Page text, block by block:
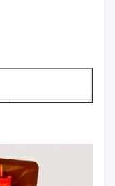
許容性